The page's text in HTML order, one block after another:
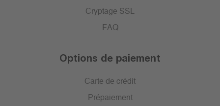
Cryptage SSL
FAQ
Options de paiement
Carte de crédit
Prépaiement